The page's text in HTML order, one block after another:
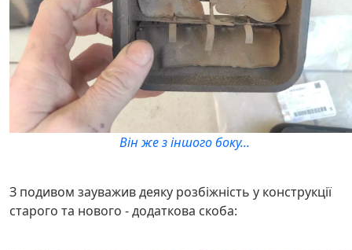
Він же з іншого боку...
З подивом зауважив деяку розбіжність у конструкції
старого та нового - додаткова скоба: